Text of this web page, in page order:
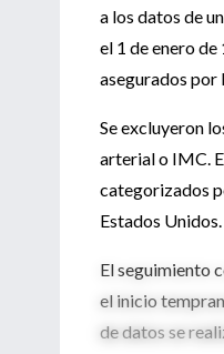
a los datos de
el 1 de enero
asegurados por
Se excluyeron
arterial o IMC.
categorizados
Estados Unidos.
El seguimiento
el inicio
de datos se